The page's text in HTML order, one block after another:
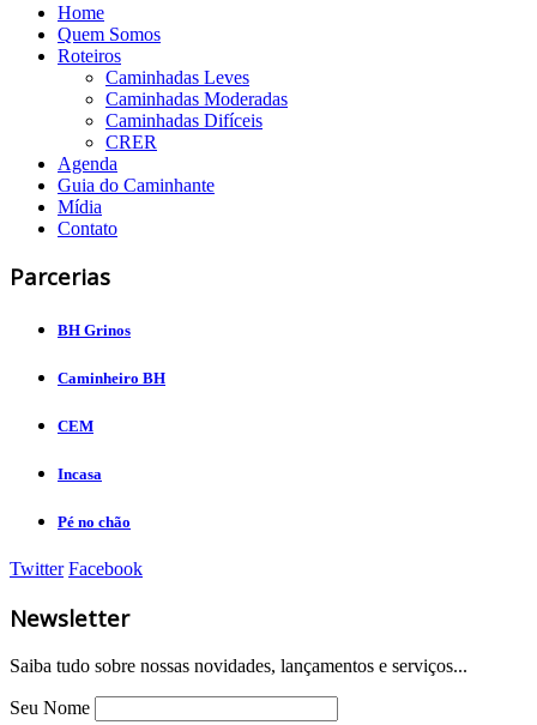
Home
Quem Somos
Roteiros
Caminhadas Leves
Caminhadas Moderadas
Caminhadas Difíceis
CRER
Agenda
Guia do Caminhante
Mídia
Contato
Parcerias
BH Grinos
Caminheiro BH
CEM
Incasa
Pé no chão
Twitter Facebook
Newsletter
Saiba tudo sobre nossas novidades, lançamentos e serviços...
Seu Nome